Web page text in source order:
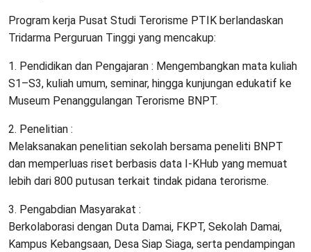
Program kerja Pusat Studi Terorisme PTIK berlandaskan
Tridarma Perguruan Tinggi yang mencakup:
1. Pendidikan dan Pengajaran : Mengembangkan mata kuliah
S1–S3, kuliah umum, seminar, hingga kunjungan edukatif ke
Museum Penanggulangan Terorisme BNPT.
2. Penelitian :
Melaksanakan penelitian sekolah bersama peneliti BNPT
dan memperluas riset berbasis data I-KHub yang memuat
lebih dari 800 putusan terkait tindak pidana terorisme.
3. Pengabdian Masyarakat :
Berkolaborasi dengan Duta Damai, FKPT, Sekolah Damai,
Kampus Kebangsaan, Desa Siap Siaga, serta pendampingan